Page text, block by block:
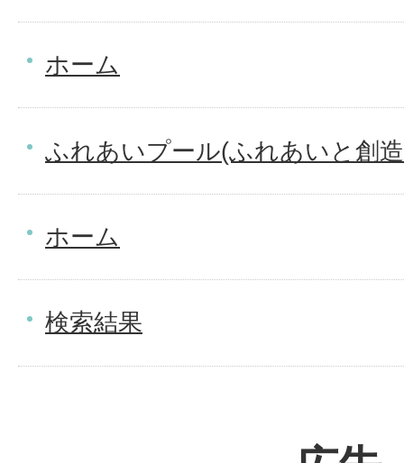
ホーム
ふれあいプール(ふれあいと創
ホーム
検索結果